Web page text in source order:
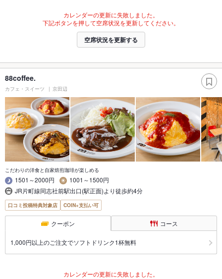
カレンダーの更新に失敗しました。
下記ボタンを押して空席状況を更新してください。
空席状況を更新する
88coffee.
カフェ・スイーツ 京田辺
こだわりの洋食と自家焙煎珈琲が楽しめる
1501～2000円
1001～1500円
JR片町線同志社前駅出口(駅正面)より徒歩約4分
口コミ投稿特典対象店 COIN+支払い可
クーポン コース
1,000円以上のご注文でソフトドリンク1杯無料
カレンダーの更新に失敗しました。